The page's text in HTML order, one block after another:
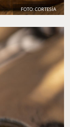
FOTO: CORTESÍA